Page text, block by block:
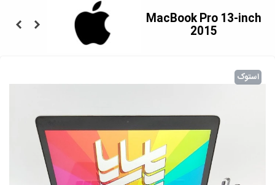
MacBook Pro 13-inch
2015
استوک